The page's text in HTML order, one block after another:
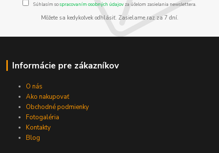
Súhlasím sospracovaním osobných údajov za účelom zasielania newslettera.
Môžete sa kedykoľvek odhlásiť. Zasielame raz za 7 dní.
Informácie pre zákazníkov
O nás
Ako nakupovať
Obchodné podmienky
Fotogaléria
Kontakty
Blog